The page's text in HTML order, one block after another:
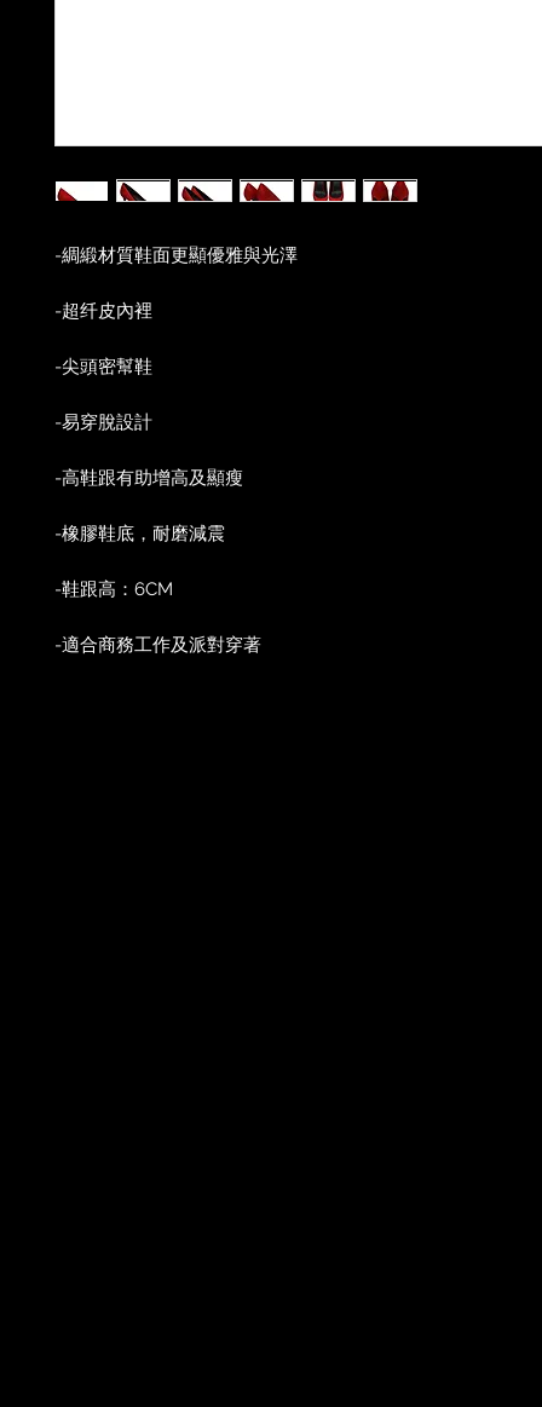
-綢緞材質鞋面更顯優雅與光澤
-超纤皮內裡
-尖頭密幫鞋
-易穿脫設計
-高鞋跟有助增高及顯瘦
-橡膠鞋底，耐磨減震
-鞋跟高：6CM
-適合商務工作及派對穿著